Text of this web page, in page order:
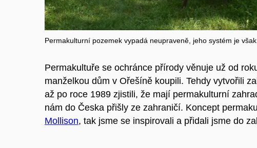
Permakulturní pozemek vypadá neupraveně, jeho systém je
Permakultuře se ochránce přírody věnuje už od
manželkou dům v Ořešíně koupili. Tehdy vytvořili
až po roce 1989 zjistili, že mají permakulturní
nám do Česka přišly ze zahraničí. Koncept
Mollison, tak jsme se inspirovali a přidali jsme do